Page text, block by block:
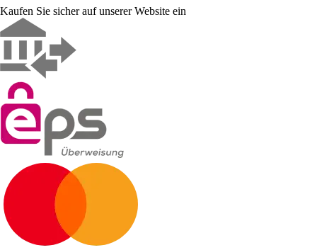
Kaufen Sie sicher auf unserer Website ein